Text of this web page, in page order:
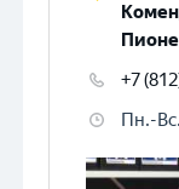
+7
Пн.-Вс.